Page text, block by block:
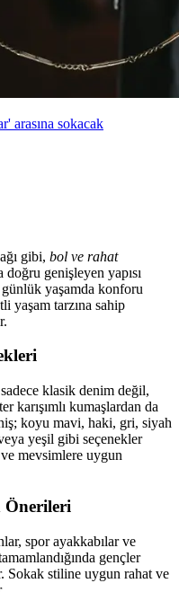
arasına sokacak
gibi, bol ve rahat
genişleyen yapısı
yaşamda konforu
yaşam tarzına sahip
klasik denim değil,
karışımlı kumaşlardan da
koyu mavi, haki, gri, siyah
yeşil gibi seçenekler
mevsimlere uygun
Önerileri
spor ayakkabılar ve
gençler
Sokak stiline uygun rahat ve